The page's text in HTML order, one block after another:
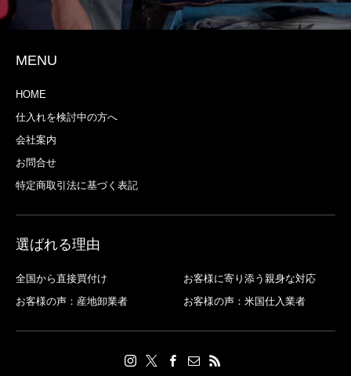
MENU
HOME
仕入れを検討中の方へ
会社案内
お問合せ
特定商取引法に基づく表記
選ばれる理由
全国から直接買付け
お客様に寄り添う親身な対応
お客様の声：産地卸業者
お客様の声：米国仕入業者